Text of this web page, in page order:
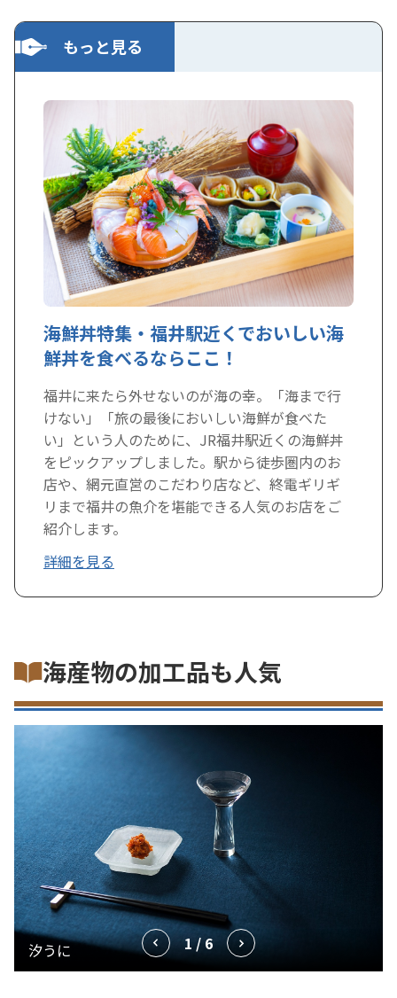
もっと見る
海鮮丼特集・福井駅近くでおいしい海
鮮丼を食べるならここ！
福井に来たら外せないのが海の幸。「海まで行
けない」「旅の最後においしい海鮮が食べた
い」という人のために、JR福井駅近くの海鮮丼
をピックアップしました。駅から徒歩圏内のお
店や、網元直営のこだわり店など、終電ギリギ
リまで福井の魚介を堪能できる人気のお店をご
紹介します。
詳細を見る
海産物の加工品も人気
1 / 6